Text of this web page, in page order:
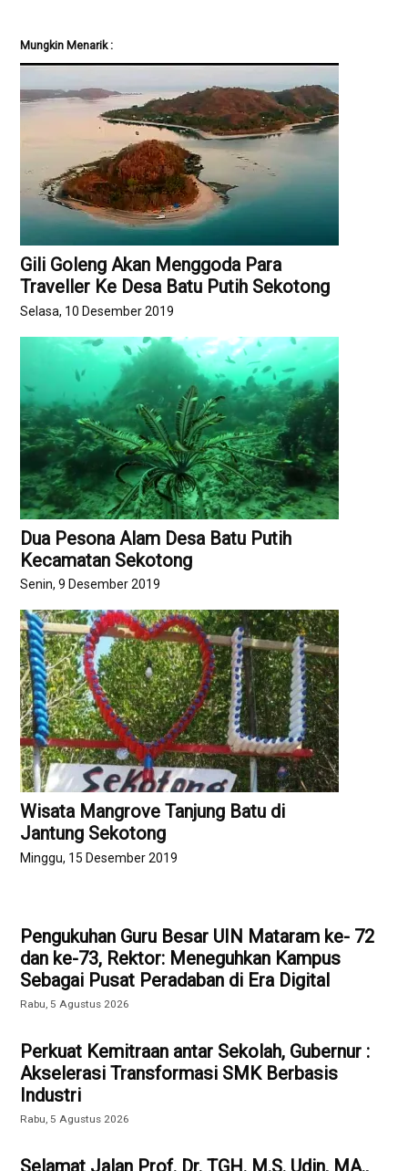
Mungkin Menarik :
Gili Goleng Akan Menggoda Para
Traveller Ke Desa Batu Putih Sekotong
Selasa, 10 Desember 2019
Dua Pesona Alam Desa Batu Putih
Kecamatan Sekotong
Senin, 9 Desember 2019
Wisata Mangrove Tanjung Batu di
Jantung Sekotong
Minggu, 15 Desember 2019
Pengukuhan Guru Besar UIN Mataram ke- 72
dan ke-73, Rektor: Meneguhkan Kampus
Sebagai Pusat Peradaban di Era Digital
Rabu, 5 Agustus 2026
Perkuat Kemitraan antar Sekolah, Gubernur :
Akselerasi Transformasi SMK Berbasis
Industri
Rabu, 5 Agustus 2026